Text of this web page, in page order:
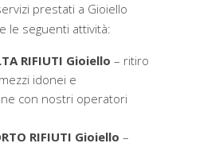
prestati a Gioiello
le seguenti attività:
RIFIUTI Gioiello – ritiro
idonei e
con nostri operatori
RIFIUTI Gioiello –